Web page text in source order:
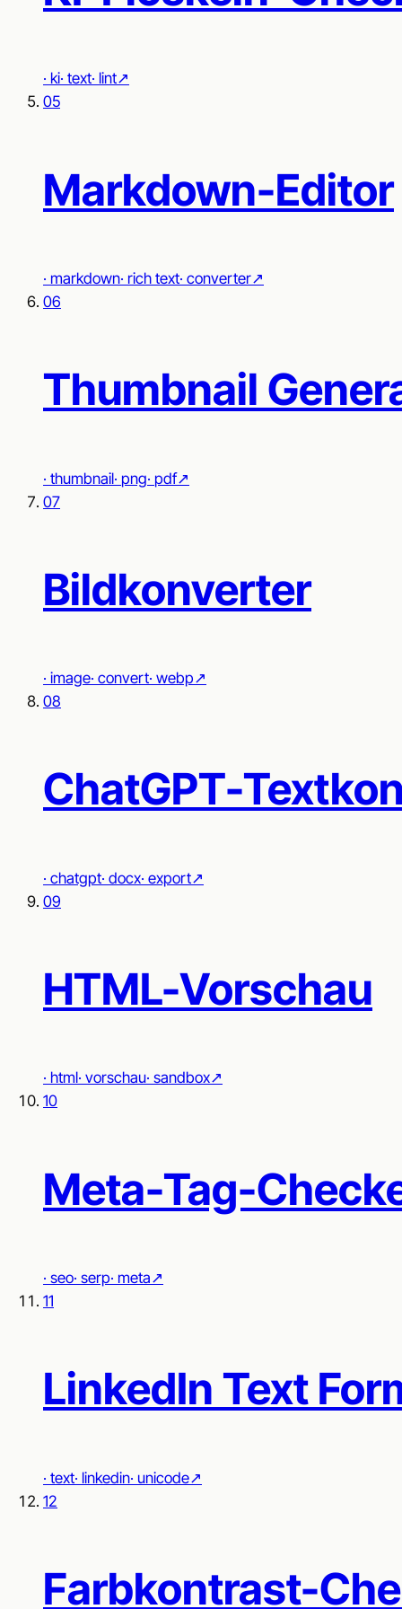
· ki· text· lint↗︎
05
Markdown-Editor
· markdown· rich text· converter↗︎
06
Thumbnail
· thumbnail· png· pdf↗︎
07
Bildkonverter
· image· convert· webp↗︎
08
ChatGPT-
· chatgpt· docx· export↗︎
09
HTML-Vorschau
· html· vorschau· sandbox↗︎
10
Meta-Tag-
· seo· serp· meta↗︎
11
LinkedIn Text
· text· linkedin· unicode↗︎
12
Farbkontrast-